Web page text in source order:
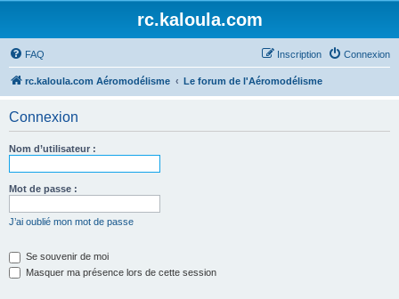
rc.kaloula.com
FAQ Connexion
Inscription
rc.kaloula.com Aéromodélisme Le forum de l'Aéromodélisme
Connexion
Nom d’utilisateur :
Mot de passe :
J’ai oublié mon mot de passe
Se souvenir de moi
Masquer ma présence lors de cette session